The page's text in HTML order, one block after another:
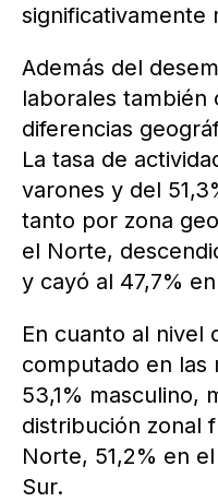
significativamente
Además del
laborales también
diferencias
La tasa de
varones y del
tanto por zona
el Norte,
y cayó al 47,7%
En cuanto al nivel
computado en las
53,1% masculino,
distribución zonal
Norte, 51,2% en
Sur.